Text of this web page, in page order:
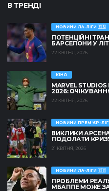
В ТРЕНДІ
НОВИНИ ЛА-ЛІГИ 🇪🇸
ПОТЕНЦІЙНІ
БАРСЕЛОНИ У
22 КВІТНЯ, 2026
КІНО
MARVEL
2026: ОЧІКУВАННЯ
22 КВІТНЯ, 2026
НОВИНИ ПРЕМ'ЄР-
ВИКЛИКИ
ПОДОЛАТИ
21 КВІТНЯ, 2026
НОВИНИ ЛА-ЛІГИ 🇪🇸
ПРОБЛЕМИ
МБАППЕ МОЖЕ